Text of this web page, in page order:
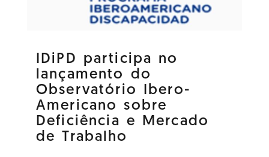
IDiPD participa no
lançamento do
Observatório Ibero-
Americano sobre
Deficiência e Mercado
de Trabalho